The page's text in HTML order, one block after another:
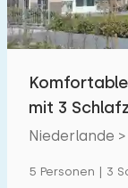
Hallenbad
Freibad
Zugänglichkeit
mit 3
Terschelling
Niederlande
5 Personen | 3